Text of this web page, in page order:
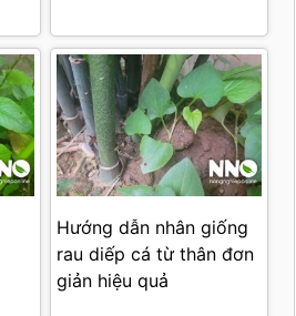
Hướng dẫn nhân giống
rau diếp cá từ thân đơn
giản hiệu quả